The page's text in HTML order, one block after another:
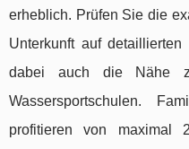
erheblich. Prüfen Sie die
Unterkunft auf
dabei auch die Nähe
Wassersportschulen.
profitieren von maximal